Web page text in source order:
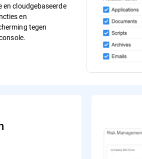
en cloudgebaseerde
en
tegen